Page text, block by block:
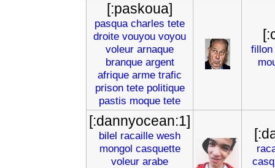
[:paskoua]
pasqua charles tete
droite vouyou voyou
voleur arnaque
branque argent
afrique arme trafic
prison tete politique
pastis moque tete
fillon
[:dannyocean:1]
bilel racaille wesh
mongol casquette
voleur arabe